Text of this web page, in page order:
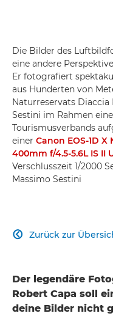
Die Bilder des
eine andere
Er fotografiert
aus Hunderten von
Naturreservats
Sestini im Rahmen
Tourismusverbands
einer Canon EOS-1D X
400mm f/4.5-5.6L IS II
Verschlusszeit 1/2000
Massimo Sestini
Zurück zur

Der legendäre
Robert Capa soll
deine Bilder nicht